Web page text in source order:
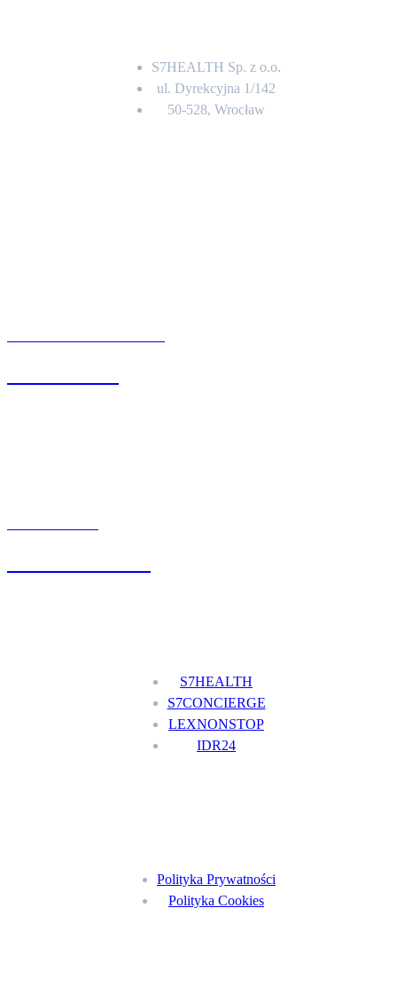
S7HEALTH Sp. z o.o.
ul. Dyrekcyjna 1/142
50-528, Wrocław
S7HEALTH
S7CONCIERGE
LEXNONSTOP
IDR24
Polityka Prywatności
Polityka Cookies